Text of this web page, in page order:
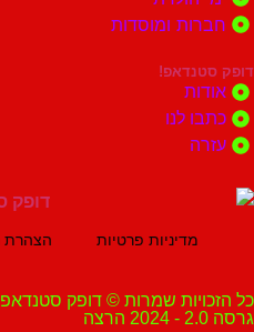
ומוסדות
לנו
מדיניות פרטיות הצהרת נגישות
שמרות © דופק סטנדאפ ובידור 2014-2024.